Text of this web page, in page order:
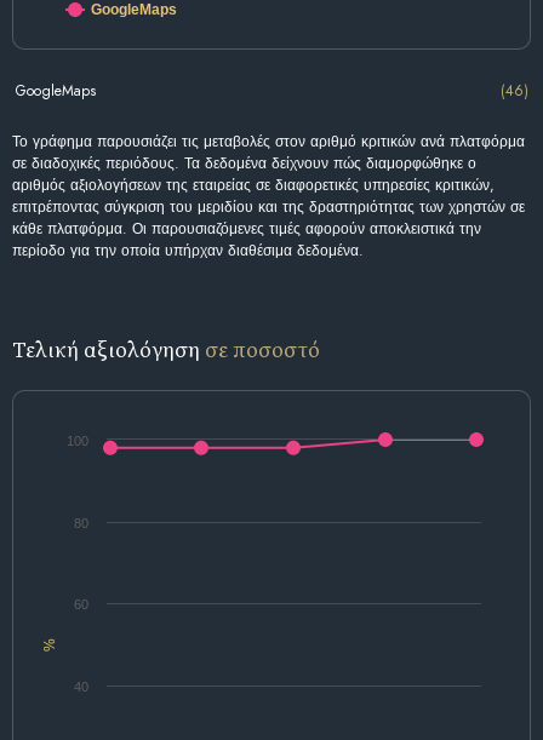
GoogleMaps
GoogleMaps (46)
Το γράφημα παρουσιάζει τις μεταβολές στον αριθμό κριτικών ανά πλατφόρμα
σε διαδοχικές περιόδους. Τα δεδομένα δείχνουν πώς διαμορφώθηκε ο
αριθμός αξιολογήσεων της εταιρείας σε διαφορετικές υπηρεσίες κριτικών,
επιτρέποντας σύγκριση του μεριδίου και της δραστηριότητας των χρηστών σε
κάθε πλατφόρμα. Οι παρουσιαζόμενες τιμές αφορούν αποκλειστικά την
περίοδο για την οποία υπήρχαν διαθέσιμα δεδομένα.
Τελική αξιολόγηση σε ποσοστό
%
40
60
80
100